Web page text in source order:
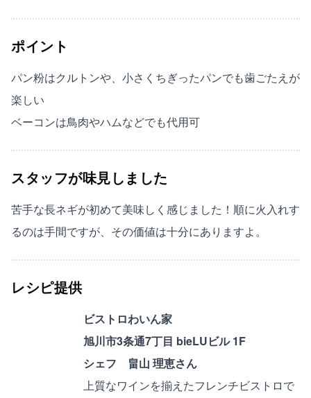
ポイント
パン粉はクルトンや、小さくちぎったパンでも歯ごたえが
楽しい
ベーコンは鳥肉やハムなどでも代用可
スタッフが味見しました
苦手な長ネギが初めて美味しく感じました！順に火入れす
るのは手間ですが、その価値は十分にありますよ。
レシピ提供
ビストロわいん家
旭川市3条通7丁目 bieLUビル 1F
シェフ 畠山 理恵さん
上質なワインを揃えたフレンチビストロで